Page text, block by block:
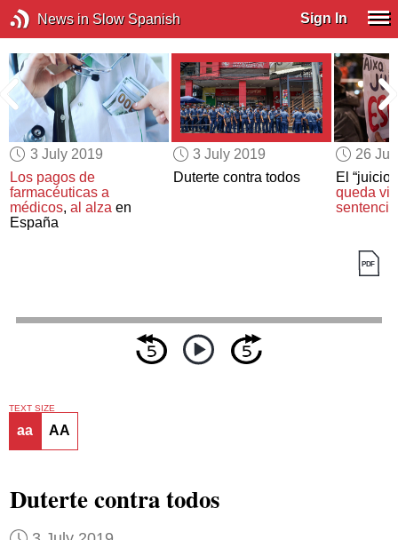
News in Slow Spanish Sign In
3 July 2019
Los pagos de
farmacéuticas a
médicos,al alza en
España
3 July 2019
Duterte contra todos
26
El “juicio
queda
sentencia
TEXT SIZE
aa AA
Duterte contra todos